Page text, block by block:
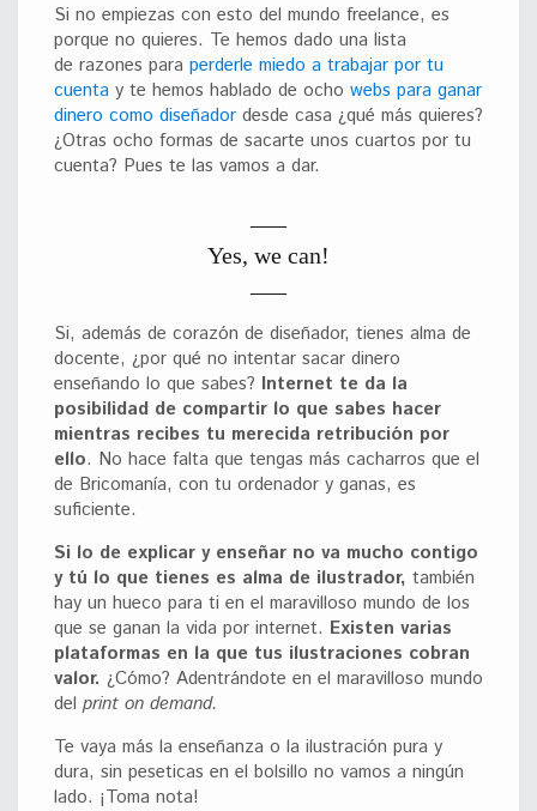
Si no empiezas con esto del mundo freelance, es
porque no quieres. Te hemos dado una lista
de razones para perderle miedo a trabajar por tu
cuenta y te hemos hablado de ocho webs para ganar
dinero como diseñador desde casa ¿qué más quieres?
¿Otras ocho formas de sacarte unos cuartos por tu
cuenta? Pues te las vamos a dar.
Yes, we can!
Si, además de corazón de diseñador, tienes alma de
docente, ¿por qué no intentar sacar dinero
enseñando lo que sabes? Internet te da la
posibilidad de compartir lo que sabes hacer
mientras recibes tu merecida retribución por
ello. No hace falta que tengas más cacharros que el
de Bricomanía, con tu ordenador y ganas, es
suficiente.
Si lo de explicar y enseñar no va mucho contigo
y tú lo que tienes es alma de ilustrador, también
hay un hueco para ti en el maravilloso mundo de los
que se ganan la vida por internet. Existen varias
plataformas en la que tus ilustraciones cobran
valor. ¿Cómo? Adentrándote en el maravilloso mundo
del print on demand.
Te vaya más la enseñanza o la ilustración pura y
dura, sin peseticas en el bolsillo no vamos a ningún
lado. ¡Toma nota!